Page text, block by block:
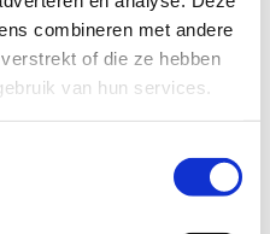
combineren met andere
of die ze hebben
van hun services.